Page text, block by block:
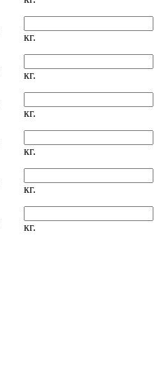
кг.
кг.
кг.
кг.
кг.
кг.